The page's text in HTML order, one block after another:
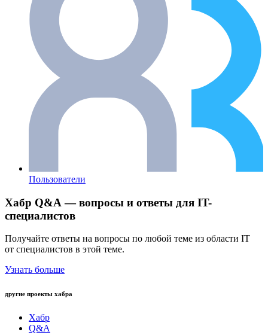
Пользователи
Хабр Q&A — вопросы и ответы для IT-
специалистов
Получайте ответы на вопросы по любой теме из области IT
от специалистов в этой теме.
Узнать больше
другие проекты хабра
Хабр
Q&A